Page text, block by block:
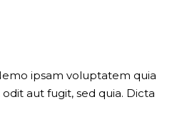
ipsam voluptatem quia
aut fugit, sed quia. Dicta